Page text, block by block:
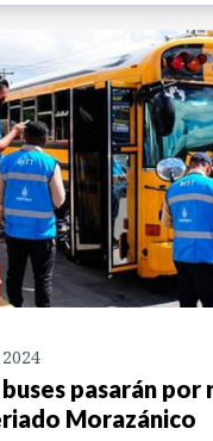
pasarán por
Morazánico